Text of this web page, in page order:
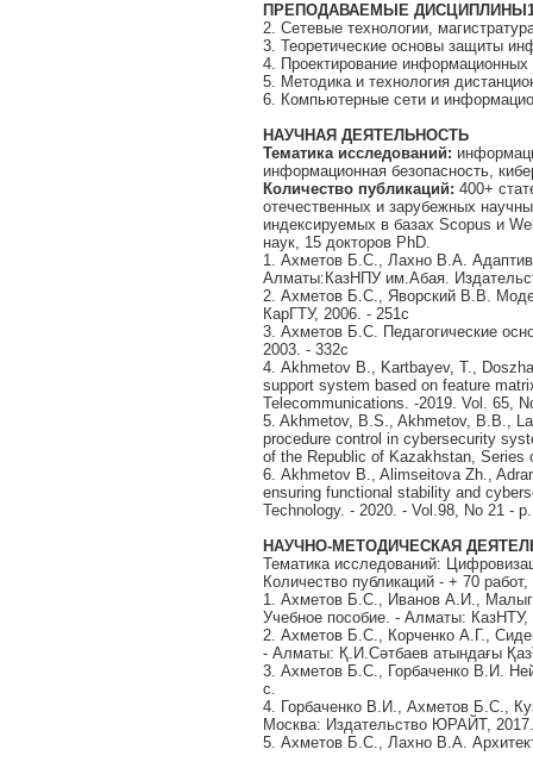
ПРЕПОДАВАЕМЫЕ ДИСЦИПЛИНЫ1.
2. Сетевые технологии,
3. Теоретические основы защиты
4. Проектирование информационных
5. Методика и технология
6. Компьютерные сети и
НАУЧНАЯ ДЕЯТЕЛЬНОСТЬ
Тематика исследований:
информационная безопасность,
Количество публикаций: 400+
отечественных и зарубежных
индексируемых в базах Scopus и
наук, 15 докторов PhD.
1. Ахметов Б.С., Лахно В.А.
Алматы:КазНПУ им.Абая.
2. Ахметов Б.С., Яворский В.В.
КарГТУ, 2006. - 251с
3. Ахметов Б.С. Педагогические
2003. - 332с
4. Akhmetov B., Kartbayev, T.,
support system based on feature
Telecommunications. -2019. Vol. 65,
5. Akhmetov, B.S., Akhmetov, B.B.,
procedure control in cybersecurity
of the Republic of Kazakhstan, Series
6. Akhmetov B., Alimseitova Zh.,
ensuring functional stability and
Technology. - 2020. - Vol.98, No 21 -
НАУЧНО-МЕТОДИЧЕСКАЯ
Тематика исследований:
Количество публикаций - + 70
1. Ахметов Б.С., Иванов А.И.,
Учебное пособие. - Алматы: КазНТУ,
2. Ахметов Б.С., Корченко А.Г.,
- Алматы: Қ.И.Сәтбаев атындағы
3. Ахметов Б.С., Горбаченко В.И.
с.
4. Горбаченко В.И., Ахметов Б.С.,
Москва: Издательство ЮРАЙТ,
5. Ахметов Б.С., Лахно В.А.